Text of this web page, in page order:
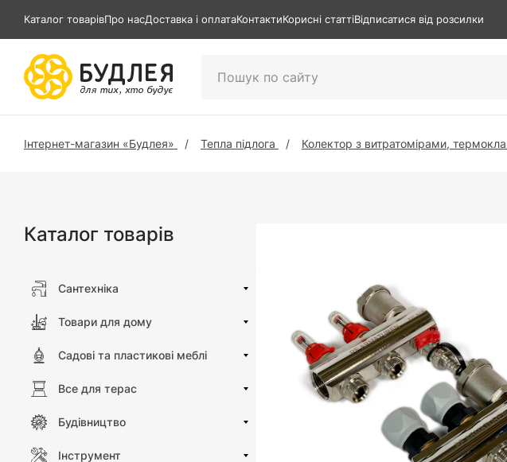
Каталог товарівПро насДоставка і оплатаКонтактиКорисні статтіВідписатися від розсилки
Інтернет-магазин «Будлея» Тепла підлога Колектор з витратомірами,
Каталог товарів
Сантехніка
Товари для дому
Садові та пластикові меблі
Все для терас
Будівництво
Інструмент